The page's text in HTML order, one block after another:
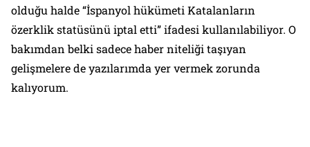
olduğu halde “İspanyol hükümeti Katalanların
özerklik statüsünü iptal etti” ifadesi kullanılabiliyor. O
bakımdan belki sadece haber niteliği taşıyan
gelişmelere de yazılarımda yer vermek zorunda
kalıyorum.